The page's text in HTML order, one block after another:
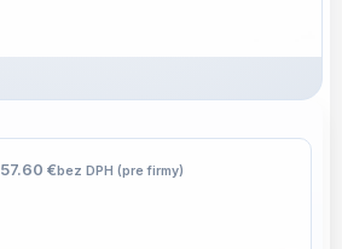
57.60 €bez DPH (pre firmy)